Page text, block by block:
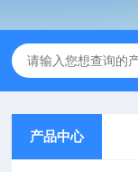
产品中心